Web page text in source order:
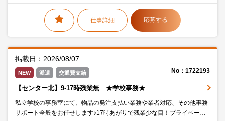
仕事詳細 応募する
掲載日：2026/08/07
NEW 派遣 交通費支給 No：1722193
【センター北】9-17時残業無 ★学校事務★
私立学校の事務室にて、物品の発注支払い業務や業者対応、その他事務
サポート全般をお任せします♪17時あがりで残業少な目！プライベート